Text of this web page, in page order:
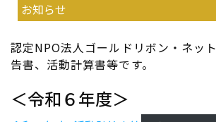
お知らせ
認定NPO法人ゴールドリボン・ネッ
告書、活動計算書等です。
＜令和６年度＞